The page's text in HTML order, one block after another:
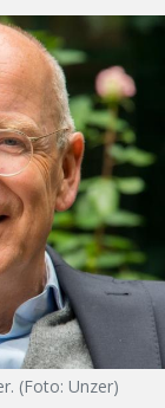
(Foto: Unzer)